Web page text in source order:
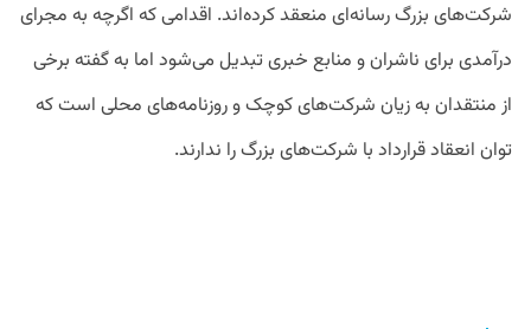
شرکت‌های بزرگ رسانه‌ای منعقد کرده‌اند. اقدامی که اگرچه به مجرای
درآمدی برای ناشران و منابع خبری تبدیل می‌شود اما به گفته برخی
از منتقدان به زیان شرکت‌های کوچک و روزنامه‌های محلی است که
توان انعقاد قرارداد با شرکت‌های بزرگ را ندارند.